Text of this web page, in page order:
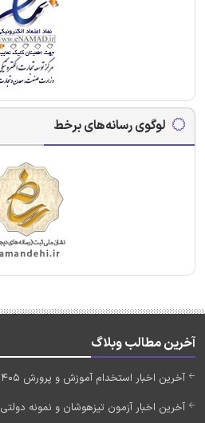
لوگوی رسانه‌های برخط
آخرین مطالب وبلاگ
آخرین اخبار استخدام آموزش و پرورش 1405 (به زودی)
آخرین اخبار آزمون تیزهوشان و نمونه دولتی